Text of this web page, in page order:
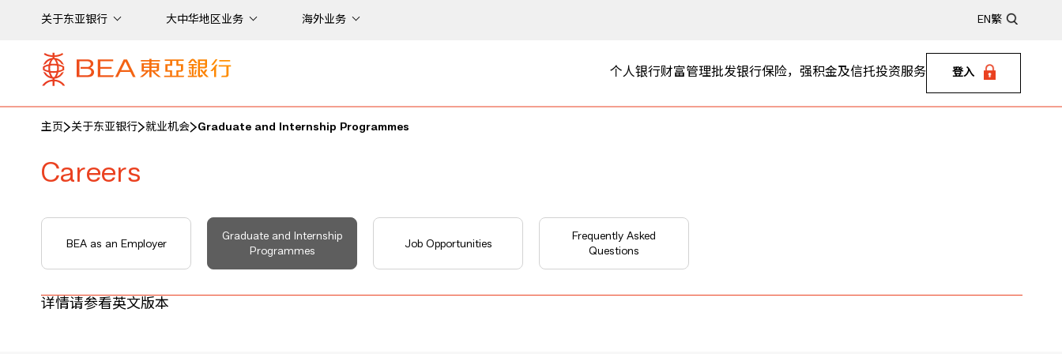
关于东亚银行 大中华地区业务 海外业务 EN 繁
个人银行财富管理批发银行保险，强积金及信托投资服务 登入
主页 关于东亚银行 就业机会 Graduate and Internship Programmes
Careers
BEA as an Employer
Graduate and Internship
Programmes
Job Opportunities
Frequently Asked
Questions
详情请参看英文版本